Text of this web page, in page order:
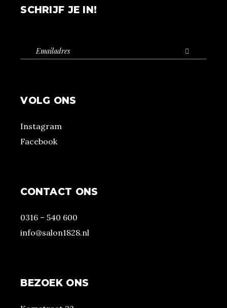
SCHRIJF JE IN!
VOLG ONS
Instagram
Facebook
CONTACT ONS
0316 – 540 600
info@salon1828.nl
BEZOEK ONS